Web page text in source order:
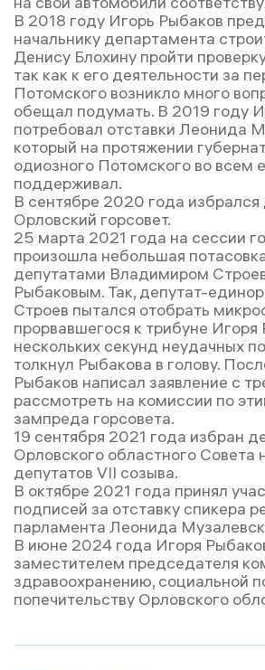
В 2018 году Игорь Рыбаков
начальнику департамента
Денису Блохину пройти
так как к его деятельности за
Потомского возникло много
обещал подумать. В 2019 году
потребовал отставки Леонида
который на протяжении
одиозного Потомского во всем
поддерживал.
В сентябре 2020 года избрался
Орловский горсовет.
25 марта 2021 года на сессии
произошла небольшая
депутатами Владимиром
Рыбаковым. Так, депутат-
Строев пытался отобрать
прорвавшегося к трибуне
нескольких секунд неудачных
толкнул Рыбакова в голову.
Рыбаков написал заявление с
рассмотреть на комиссии по
зампреда горсовета.
19 сентября 2021 года избран
Орловского областного Совета
депутатов VII cозыва.
В октябре 2021 года принял
подписей за отставку спикера
парламента Леонида
В июне 2024 года Игоря
заместителем председателя
здравоохранению, социальной
попечительству Орловского